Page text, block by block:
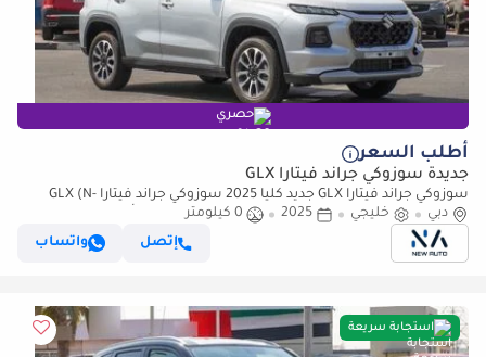
حصري
أطلب السعر
جديدة سوزوكي جراند فيتارا GLX
سوزوكي جراند فيتارا GLX جديد كلياً 2025 سوزوكي جراند فيتارا GLX (N-
VITRA-1.5-P-25) 1.5 لتر هايبرد | SUV 5 مقاعد | مواصفات أف (للتصدير فقط)
دبي خليجي 2025
0 كيلومتر
إتصل
واتساب
استجابة سريعة